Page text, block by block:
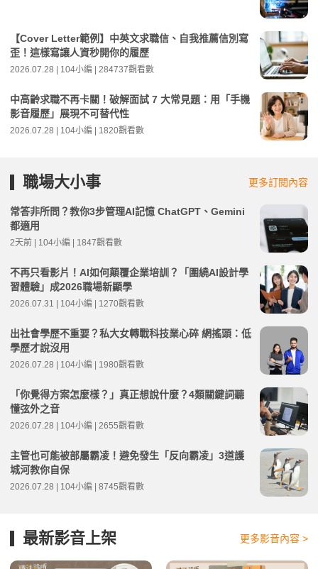
【Cover Letter範例】中英文求職信、自我推薦信別寫
歪！這樣寫讓人資秒開你的履歷
2026.07.28 | 104小編 | 284737觀看數
中高齡求職不再卡關！破解面試 7 大常見題：用「手機
影音履歷」展現不可替代性
2026.07.28 | 104小編 | 1820觀看數
職場大小事 更多訂閱內容
常答非所問？教你3步管理AI記憶 ChatGPT、Gemini
都適用
2天前 | 104小編 | 1847觀看數
不再只看影片！AI如何顛覆企業培訓？「圍繞AI設計學
習體驗」成2026職場新顯學
2026.07.31 | 104小編 | 1270觀看數
出社會學歷不重要？私大女轉戰科技業心碎 網搖頭：低
學歷才說沒用
2026.07.28 | 104小編 | 1980觀看數
「你覺得方案怎麼樣？」真正想說什麼？4類關鍵詞聽
懂弦外之音
2026.07.28 | 104小編 | 2655觀看數
主管也可能被部屬霸凌！避免發生「反向霸凌」3道護
城河教你自保
2026.07.28 | 104小編 | 8745觀看數
最新影音上架 更多影音內容 >